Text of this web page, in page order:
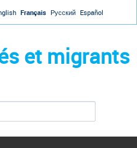
Français Русский Español
et migrants